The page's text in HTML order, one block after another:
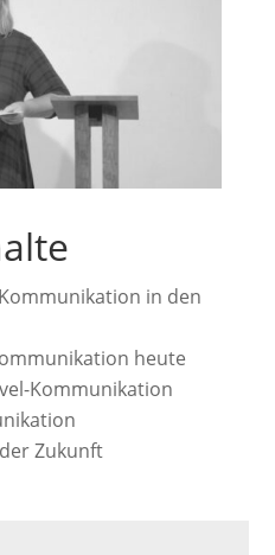
in den
heute
Kommunikation
Zukunft